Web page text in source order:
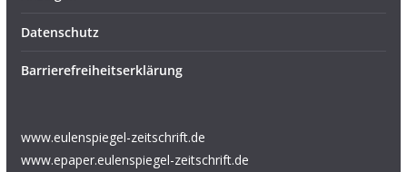
Datenschutz
Barrierefreiheitserklärung
www.eulenspiegel-zeitschrift.de
www.epaper.eulenspiegel-zeitschrift.de